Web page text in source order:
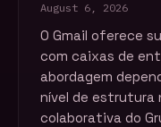
August 6, 2026
O Gmail oferece
com caixas de
abordagem
nível de estrutura
colaborativa do